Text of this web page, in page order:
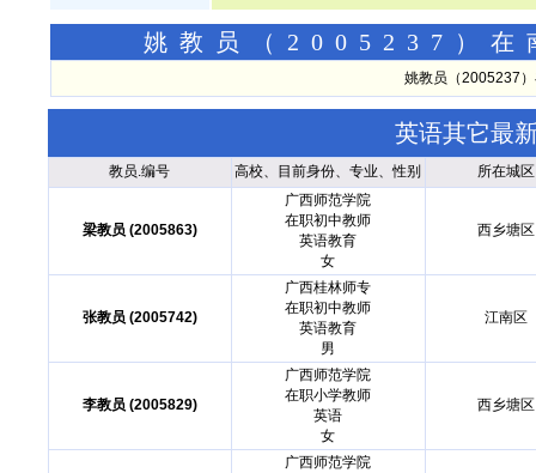
姚教员（2005237）在
姚教员（2005237
英语其它最
教员.编号 高校、目前身份、专业、性别 所在城区
梁教员 (2005863)
广西师范学院
在职初中教师
英语教育
女
西乡塘区
张教员 (2005742)
广西桂林师专
在职初中教师
英语教育
男
江南区
李教员 (2005829)
广西师范学院
在职小学教师
英语
女
西乡塘区
广西师范学院